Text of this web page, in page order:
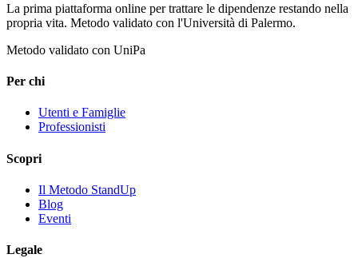
La prima piattaforma online per trattare le dipendenze restando nella
propria vita. Metodo validato con l'Università di Palermo.
Metodo validato con UniPa
Per chi
Utenti e Famiglie
Professionisti
Scopri
Il Metodo StandUp
Blog
Eventi
Legale